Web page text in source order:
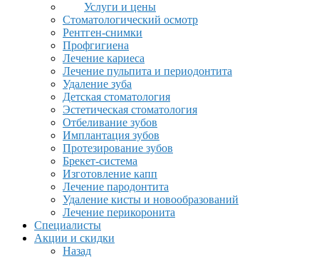
Услуги и цены
Стоматологический осмотр
Рентген-снимки
Профгигиена
Лечение кариеса
Лечение пульпита и периодонтита
Удаление зуба
Детская стоматология
Эстетическая стоматология
Отбеливание зубов
Имплантация зубов
Протезирование зубов
Брекет-система
Изготовление капп
Лечение пародонтита
Удаление кисты и новообразований
Лечение перикоронита
Специалисты
Акции и скидки
Назад